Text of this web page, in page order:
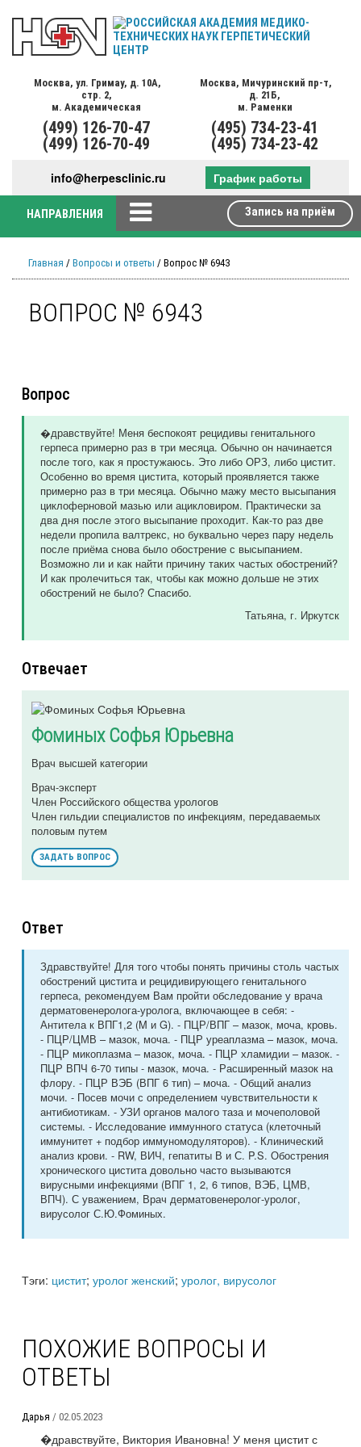
Москва, ул. Гримау, д. 10А,
стр. 2,
м. Академическая
(499) 126-70-47
(499) 126-70-49
Москва, Мичуринский пр-т,
д. 21Б,
м. Раменки
(495) 734-23-41
(495) 734-23-42
info@herpesclinic.ru График работы
НАПРАВЛЕНИЯ Запись на приём
Главная / Вопросы и ответы / Вопрос № 6943
ВОПРОС № 6943
Вопрос
�дравствуйте! Меня беспокоят рецидивы генитального
герпеса примерно раз в три месяца. Обычно он начинается
после того, как я простужаюсь. Это либо ОРЗ, либо цистит.
Особенно во время цистита, который проявляется также
примерно раз в три месяца. Обычно мажу место высыпания
циклоферновой мазью или ацикловиром. Практически за
два дня после этого высыпание проходит. Как-то раз две
недели пропила валтрекс, но буквально через пару недель
после приёма снова было обострение с высыпанием.
Возможно ли и как найти причину таких частых обострений?
И как пролечиться так, чтобы как можно дольше не этих
обострений не было? Спасибо.
Татьяна, г. Иркутск
Отвечает
Фоминых Софья Юрьевна
Врач высшей категории
Врач-эксперт
Член Российского общества урологов
Член гильдии специалистов по инфекциям, передаваемых
половым путем
ЗАДАТЬ ВОПРОС
Ответ
Здравствуйте! Для того чтобы понять причины столь частых
обострений цистита и рецидивирующего генитального
герпеса, рекомендуем Вам пройти обследование у врача
дерматовенеролога-уролога, включающее в себя: -
Антитела к ВПГ1,2 (M и G). - ПЦР/ВПГ – мазок, моча, кровь.
- ПЦР/ЦМВ – мазок, моча. - ПЦР уреаплазма – мазок, моча.
- ПЦР микоплазма – мазок, моча. - ПЦР хламидии – мазок. -
ПЦР ВПЧ 6-70 типы - мазок, моча. - Расширенный мазок на
флору. - ПЦР ВЭБ (ВПГ 6 тип) – моча. - Общий анализ
мочи. - Посев мочи с определением чувствительности к
антибиотикам. - УЗИ органов малого таза и мочеполовой
системы. - Исследование иммунного статуса (клеточный
иммунитет + подбор иммуномодуляторов). - Клинический
анализ крови. - RW, ВИЧ, гепатиты В и С. P.S. Обострения
хронического цистита довольно часто вызываются
вирусными инфекциями (ВПГ 1, 2, 6 типов, ВЭБ, ЦМВ,
ВПЧ). С уважением, Врач дерматовенеролог-уролог,
вирусолог С.Ю.Фоминых.
Тэги: цистит; уролог женский; уролог, вирусолог
ПОХОЖИЕ ВОПРОСЫ И
ОТВЕТЫ
Дарья / 02.05.2023
�дравствуйте, Виктория Ивановна! У меня цистит с